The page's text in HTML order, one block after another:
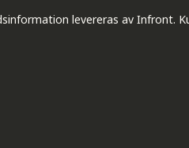
levereras av Infront.